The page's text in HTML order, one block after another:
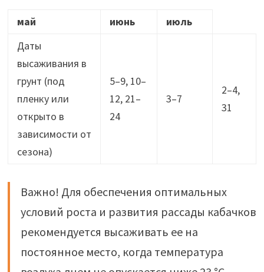
май июнь
июль
Даты
высаживания в
грунт (под
пленку или
открыто в
зависимости от
сезона)
5–9, 10–
12, 21–
24
3–7
2–4,
31
Важно! Для обеспечения оптимальных
условий роста и развития рассады кабачков
рекомендуется высаживать ее на
постоянное место, когда температура